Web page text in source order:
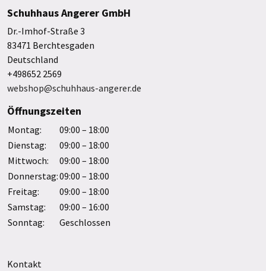
Schuhhaus Angerer GmbH
Dr.-Imhof-Straße 3
83471 Berchtesgaden
Deutschland
+498652 2569
webshop@schuhhaus-angerer.de
Öffnungszeiten
Montag:
09:00 – 18:00
Dienstag:
09:00 – 18:00
Mittwoch:
09:00 – 18:00
Donnerstag:09:00 – 18:00
Freitag:
09:00 – 18:00
Samstag:
09:00 – 16:00
Sonntag:
Geschlossen
Kontakt